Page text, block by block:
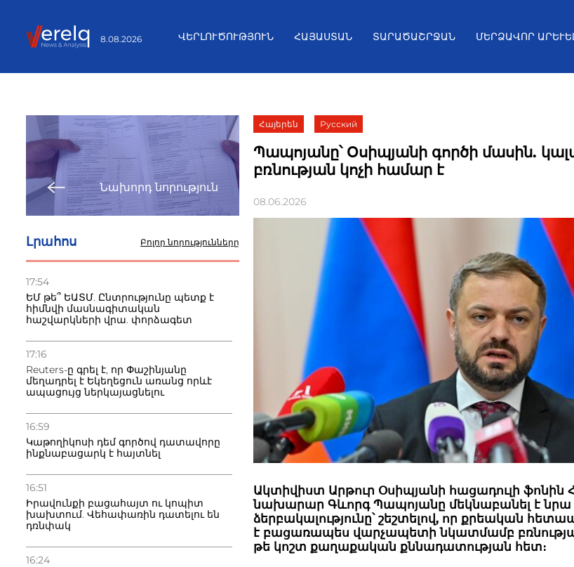
8.08.2026 ՎԵՐԼՈՒԾՈՒԹՅՈՒՆ ՀԱՅԱՍՏԱՆ ՏԱՐԱԾԱՇՐՋԱՆ ՄԵՐՁԱՎՈՐ
Նախորդ նորություն
Լրահոս Բոլոր նորությունները
17:54
ԵՄ թե՞ ԵԱՏՄ. Ընտրությունը պետք է
հիմնվի մասնագիտական
հաշվարկների վրա. փորձագետ
17:16
Reuters-ը գրել է, որ Փաշինյանը
մեղադրել է Եկեղեցուն առանց որևէ
ապացույց ներկայացնելու
16:59
Կաթողիկոսի դեմ գործով դատավորը
ինքնաբացարկ է հայտնել
16:51
Իրավունքի բացահայտ ու կոպիտ
խախտում. Վեհափառին դատելու են
դռնփակ
16:24
Հայերեն Русский
Պապոյանը՝ Օսիպյանի գործի մասին.
բռնության կոչի համար է
08.06.2026
Ակտիվիստ Արթուր Օսիպյանի հացադուլի ֆոնին
նախարար Գևորգ Պապոյանը մեկնաբանել է նրա
ձերբակալությունը՝ շեշտելով, որ քրեական
է բացառապես վարչապետի նկատմամբ բռնության
թե կոշտ քաղաքական քննադատության հետ։